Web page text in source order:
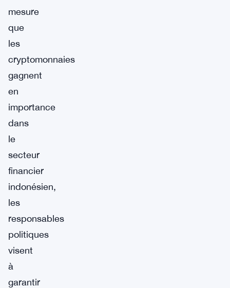
mesure
que
les
cryptomonnaies
gagnent
en
importance
dans
le
secteur
financier
indonésien,
les
responsables
politiques
visent
à
garantir